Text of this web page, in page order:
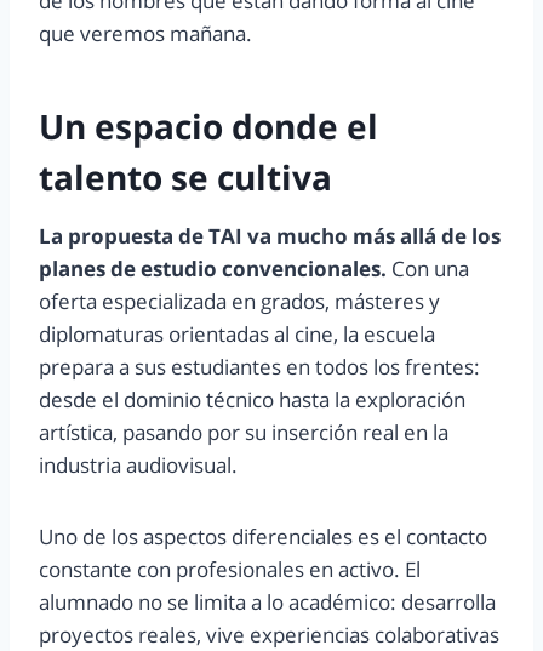
que veremos mañana.
Un espacio donde el
talento se cultiva
La propuesta de TAI va mucho más allá de los
planes de estudio convencionales. Con una
oferta especializada en grados, másteres y
diplomaturas orientadas al cine, la escuela
prepara a sus estudiantes en todos los frentes:
desde el dominio técnico hasta la exploración
artística, pasando por su inserción real en la
industria audiovisual.
Uno de los aspectos diferenciales es el contacto
constante con profesionales en activo. El
alumnado no se limita a lo académico: desarrolla
proyectos reales, vive experiencias colaborativas